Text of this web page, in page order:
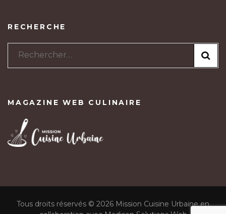
RECHERCHE
Rechercher :
MAGAZINE WEB CULINAIRE
Tous droits réservés © 2026 Mission Cuisine Urbaine en